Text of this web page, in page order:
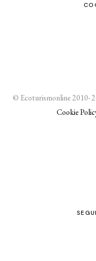
© Ecoturismonline 2010-
Cookie